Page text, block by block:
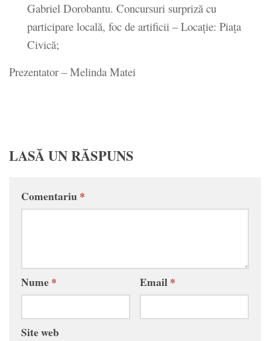
Gabriel Dorobantu. Concursuri surpriză cu
participare locală, foc de artificii – Locaţie: Piaţa
Civică;
Prezentator – Melinda Matei
LASĂ UN RĂSPUNS
Comentariu*
Nume* Email*
Site web